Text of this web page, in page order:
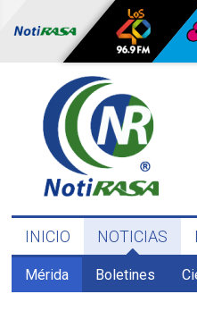
INICIO NOTICIAS
Mérida Boletines